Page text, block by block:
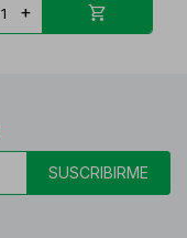
+
SUSCRIBIRME